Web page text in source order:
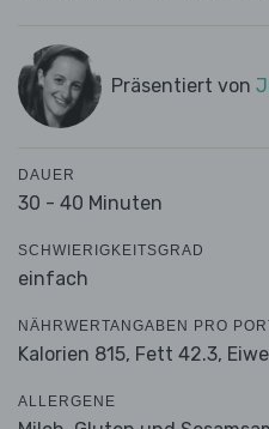
Präsentiert von
DAUER
30 - 40 Minuten
SCHWIERIGKEITSGRAD
einfach
NÄHRWERTANGABEN PRO
Kalorien 815, Fett 42.3,
ALLERGENE